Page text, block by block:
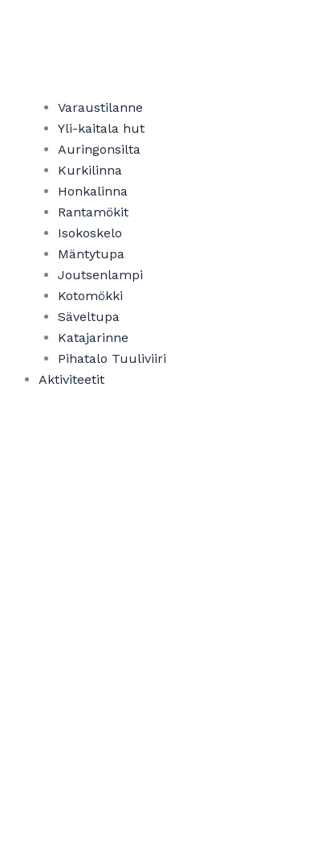
Varaustilanne
Yli-kaitala hut​
Auringonsilta
Kurkilinna
Honkalinna
Rantamökit
Isokoskelo
Mäntytupa
Joutsenlampi
Kotomökki
Säveltupa
Katajarinne
Pihatalo Tuuliviiri
Aktiviteetit